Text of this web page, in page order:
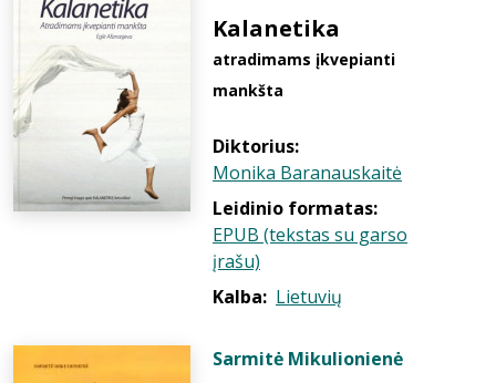
Kalanetika
atradimams įkvepianti
mankšta
Diktorius:
Monika Baranauskaitė
Leidinio formatas:
EPUB (tekstas su garso
įrašu)
Kalba: Lietuvių
Sarmitė Mikulionienė